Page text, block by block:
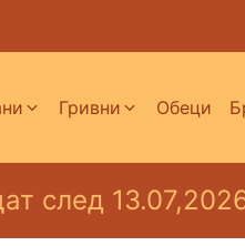
Гривни Обеци
след